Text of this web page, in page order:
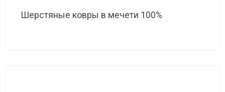
Шерстяные ковры в мечети 100%